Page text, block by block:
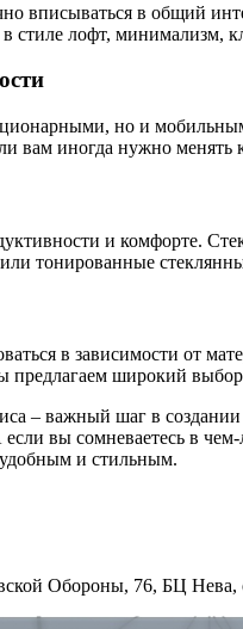
в общий
стиле лофт, минимализм,
но и
вам иногда нужно
и комфорте.
тонированные
в зависимости от
широкий
– важный шаг в
вы сомневаетесь в
и стильным.
Обороны, 76, БЦ Нева,